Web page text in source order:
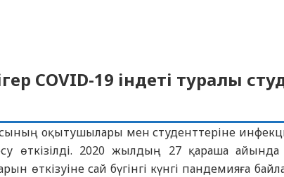
COVID-19 індеті туралы
оқытушылары мен студенттеріне
өткізілді. 2020 жылдың 27 қараша
өткізуіне сай бүгінгі күнгі пандемияға